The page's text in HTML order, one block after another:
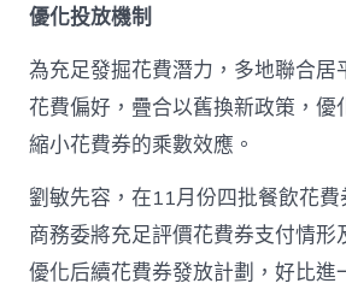
優化投放機制
為充足發掘花費潛力，多地聯合居
花費偏好，疊合以舊換新政策，優
縮小花費券的乘數效應。
劉敏先容，在11月份四批餐飲花
商務委將充足評價花費券支付情形
優化后續花費券發放計劃，好比進